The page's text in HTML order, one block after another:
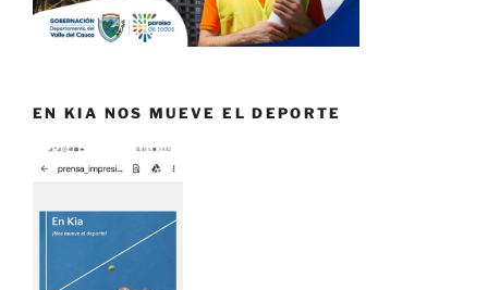
EN KIA NOS MUEVE EL DEPORTE